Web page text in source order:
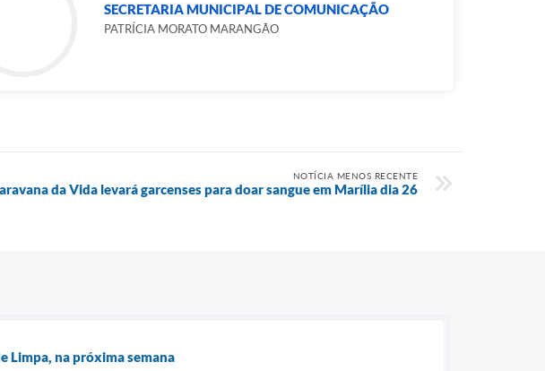
SECRETARIA MUNICIPAL DE COMUNICAÇÃO
PATRÍCIA MORATO MARANGÃO
NOTÍCIA MENOS RECENTE
da Vida levará garcenses para doar sangue em Marília dia 26
Limpa, na próxima semana